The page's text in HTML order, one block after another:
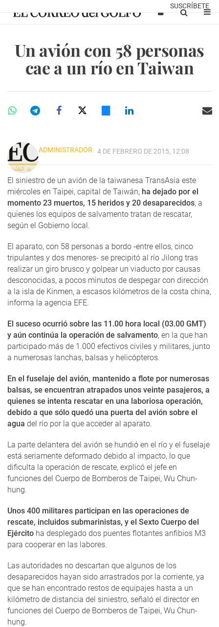
SUSCRÍBETE
Un avión con 58 personas
cae a un río en Taiwan
ADMINISTRADOR 4 DE FEBRERO DE 2015, 12:08
El siniestro de un avión de la taiwanesa TransAsia este
miércoles en Taipei, capital de Taiwán, ha dejado por el
momento 23 muertos, 15 heridos y 20 desaparecidos, a
quienes los equipos de salvamento tratan de rescatar,
según el Gobierno local.
El aparato, con 58 personas a bordo -entre ellos, cinco
tripulantes y dos menores- se precipitó al río Jilong tras
realizar un giro brusco y golpear un viaducto por causas
desconocidas, a pocos minutos de despegar con dirección
a la isla de Kinmen, a escasos kilómetros de la costa china,
informa la agencia EFE.
El suceso ocurrió sobre las 11.00 hora local (03.00 GMT)
y aún continúa la operación de salvamento, en la que han
participado más de 1.000 efectivos civiles y militares, junto
a numerosas lanchas, balsas y helicópteros.
En el fuselaje del avión, mantenido a flote por numerosas
balsas, se encuentran atrapados unos veinte pasajeros, a
quienes se intenta rescatar en una laboriosa operación,
debido a que sólo quedó una puerta del avión sobre el
agua del río por la que acceder al aparato.
La parte delantera del avión se hundió en el río y el fuselaje
está seriamente deformado debido al impacto, lo que
dificulta la operación de rescate, explicó el jefe en
funciones del Cuerpo de Bomberos de Taipei, Wu Chun-
hung.
Unos 400 militares participan en las operaciones de
rescate, incluidos submarinistas, y el Sexto Cuerpo del
Ejército ha desplegado dos puentes flotantes anfibios M3
para cooperar en las labores.
Las autoridades no descartan que algunos de los
desaparecidos hayan sido arrastrados por la corriente, ya
que se han encontrado restos de equipajes hasta a un
kilómetro de distancia del siniestro, señaló el director en
funciones del Cuerpo de Bomberos de Taipei, Wu Chun-
hung.